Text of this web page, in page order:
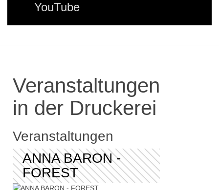
YouTube
Veranstaltungen
in der Druckerei
Veranstaltungen
ANNA BARON -
FOREST